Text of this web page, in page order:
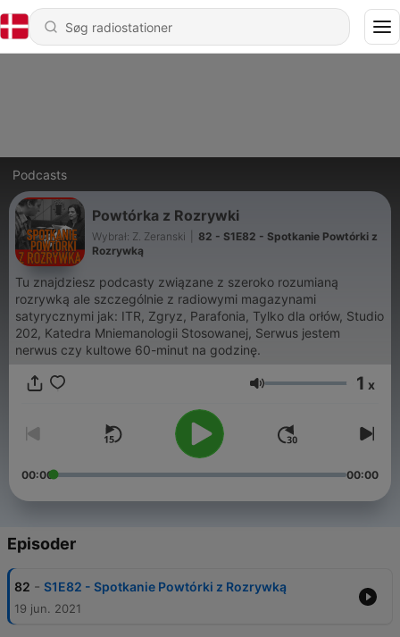
Podcasts
Powtórka z Rozrywki
Wybrał: Z. Zeranski
82 - S1E82 - Spotkanie Powtórki z
Rozrywką
Tu znajdziesz podcasty związane z szeroko rozumianą
rozrywką ale szczególnie z radiowymi magazynami
satyrycznymi jak: ITR, Zgryz, Parafonia, Tylko dla orłów, Studio
202, Katedra Mniemanologii Stosowanej, Serwus jestem
nerwus czy kultowe 60-minut na godzinę.
Lydstyrke 1 x
00:00 00:00
Episoder
82 - S1E82 - Spotkanie Powtórki z Rozrywką
19 jun. 2021